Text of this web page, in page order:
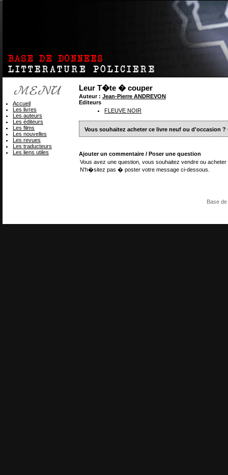
Leur T�te � couper
Auteur : Jean-Pierre ANDREVON
Editeurs
FLEUVE NOIR
Vous souhaitez acheter ce livre neuf ou d'occasion ?
Ajouter un commentaire / Poser une question
Vous avez une question, vous souhaitez vendre ou
N'h�sitez pas � poster votre message ci-dessous.
Accueil
Les livres
Les auteurs
Les éditeurs
Les films
Les nouvelles
Les revues
Les traducteurs
Les liens utiles
Base